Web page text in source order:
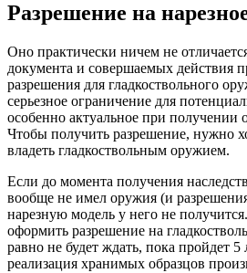
Разрешение на
Оно практически ничем не
документа и совершаемых действия
разрешения для гладкоствольного
серьезное ограничение для
особенно актуальное при получении
Чтобы получить разрешение, нужно
владеть гладкоствольным оружием.
Если до момента получения
вообще не имел оружия (и
нарезную модель у него не
оформить разрешение на
равно не будет ждать, пока пройдет 5
реализация хранимых образцов